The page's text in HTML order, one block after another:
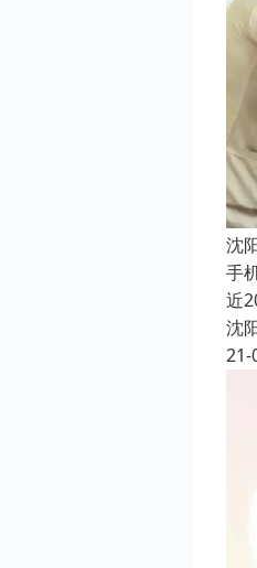
沈
手
近
沈
21-